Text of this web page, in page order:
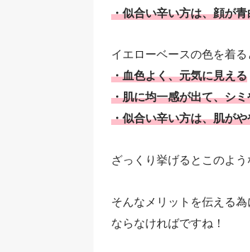
・似合い辛い方は、顔が
イエローベースの色を着る
・血色よく、元気に見える
・肌に均一感が出て、シ
・似合い辛い方は、肌が
ざっくり挙げるとこのよう
そんなメリットを伝える
ならなければですね！